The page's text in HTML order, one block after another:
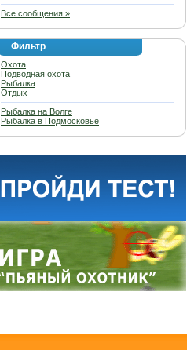
Все сообщения »
Фильтр
Охота
Подводная охота
Рыбалка
Отдых
Рыбалка на Волге
Рыбалка в Подмосковье